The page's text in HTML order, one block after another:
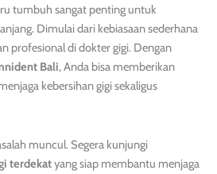
tumbuh sangat penting untuk
Dimulai dari kebiasaan sederhana
profesional di dokter gigi. Dengan
Bali, Anda bisa memberikan
kebersihan gigi sekaligus
muncul. Segera kunjungi
terdekatyang siap membantu menjaga